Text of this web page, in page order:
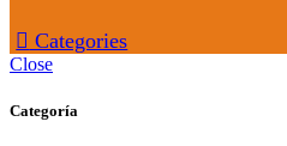
Categories
Close
Categoría